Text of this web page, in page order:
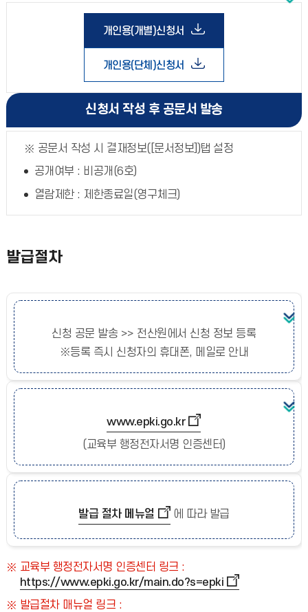
개인용(개별)신청서
개인용(단체)신청서
신청서 작성 후 공문서 발송
공문서 작성 시 결재정보([문서정보])탭 설정
공개여부 : 비공개(6호)
열람제한 : 제한종료일(영구체크)
발급절차
신청 공문 발송 >> 전산원에서 신청 정보 등록
※등록 즉시 신청자의 휴대폰, 메일로 안내
www.epki.go.kr
(교육부 행정전자서명 인증센터)
발급 절차 메뉴얼 에 따라 발급
교육부 행정전자서명 인증센터 링크 :
https://www.epki.go.kr/main.do?s=epki
발급절차 매뉴얼 링크 :